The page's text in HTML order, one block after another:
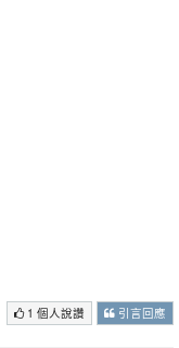
1 個人說讚 引言回應